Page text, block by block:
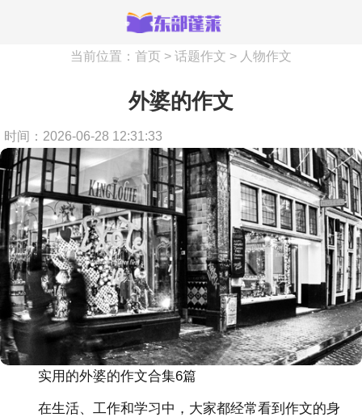
当前位置： 首页 > 话题作文 > 人物作文
外婆的作文
时间：2026-06-28 12:31:33
实用的外婆的作文合集6篇
在生活、工作和学习中，大家都经常看到作文的身